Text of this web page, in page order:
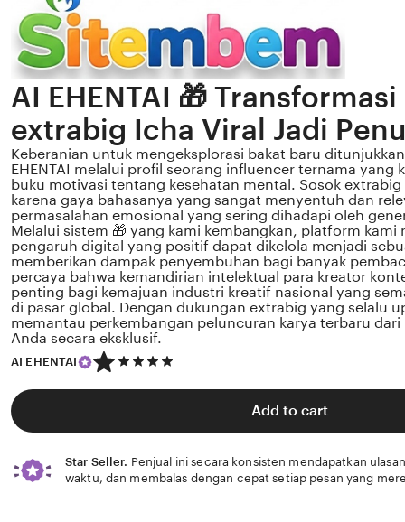
AI EHENTAI 🎁
extrabig Icha Viral Jadi
Keberanian untuk mengeksplorasi bakat baru
EHENTAI melalui profil seorang influencer ternama yang
buku motivasi tentang kesehatan mental. Sosok
karena gaya bahasanya yang sangat menyentuh dan
permasalahan emosional yang sering dihadapi oleh
Melalui sistem 🎁 yang kami kembangkan, platform kami
pengaruh digital yang positif dapat dikelola menjadi
memberikan dampak penyembuhan bagi banyak
percaya bahwa kemandirian intelektual para kreator
penting bagi kemajuan industri kreatif nasional yang
di pasar global. Dengan dukungan extrabig yang selalu
memantau perkembangan peluncuran karya terbaru
Anda secara eksklusif.
AI EHENTAI
5
out
of
Add to cart
Star Seller. Penjual ini secara konsisten mendapatkan
waktu, dan membalas dengan cepat setiap pesan yang